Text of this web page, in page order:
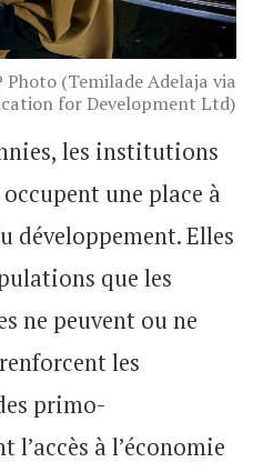
Photo (Temilade Adelaja via
for Development Ltd)
les institutions
une place à
développement. Elles
que les
ne peuvent ou ne
les
primo-
à l’économie